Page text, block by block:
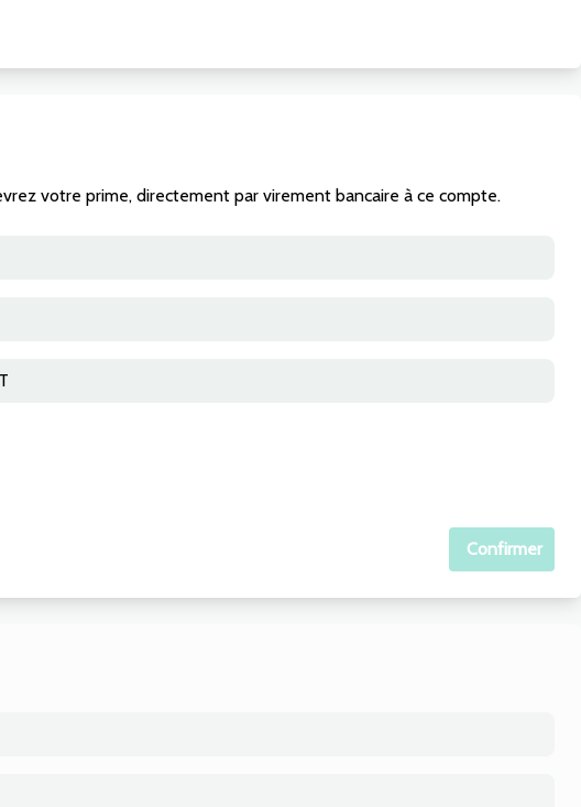
votre prime, directement par virement bancaire à ce compte.
Confirmer